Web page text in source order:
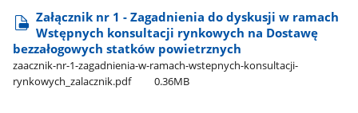
Załącznik nr 1 - Zagadnienia do dyskusji w ramach
Wstępnych konsultacji rynkowych na Dostawę
bezzałogowych statków powietrznych
zaacznik-nr-1-zagadnienia-w-ramach-wstepnych-konsultacji-
rynkowych​_zalacznik.pdf
0.36MB